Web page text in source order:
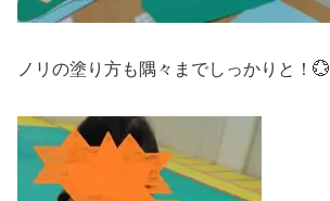
ノリの塗り方も隅々までしっかりと！💮